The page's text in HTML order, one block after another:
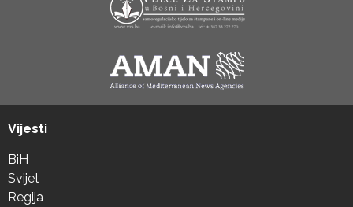
Vijesti
BiH
Svijet
Regija